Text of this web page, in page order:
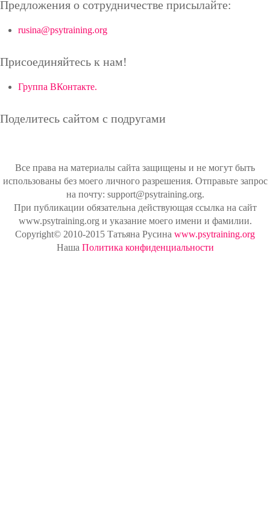
Предложения о сотрудничестве присылайте:
rusina@psytraining.org
Присоединяйтесь к нам!
Группа ВКонтакте.
Поделитесь сайтом с подругами
Все права на материалы сайта защищены и не могут быть
использованы без моего личного разрешения. Отправьте запрос
на почту: support@psytraining.org.
При публикации обязательна действующая ссылка на сайт
www.psytraining.org и указание моего имени и фамилии.
Copyright© 2010-2015 Татьяна Русина www.psytraining.org
Наша Политика конфиденциальности